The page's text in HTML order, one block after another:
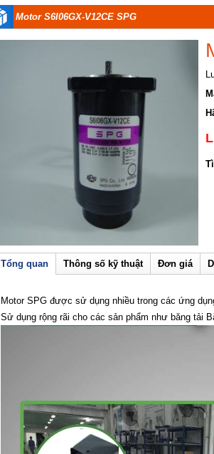
Motor S6I06GX-V12CE SPG
Tổng quan Thông số kỹ thuật Đơn giá
Motor SPG được sử dụng nhiều trong các ứng
Sử dụng rộng rãi cho các sản phẩm như băng tải